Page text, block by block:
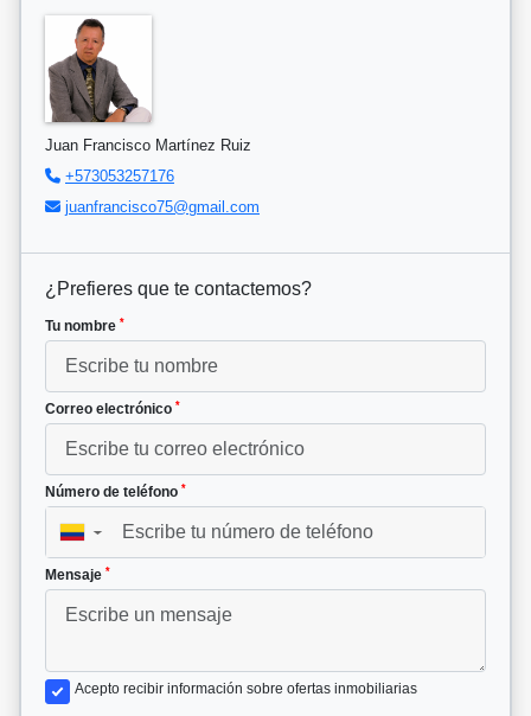
Juan Francisco Martínez Ruiz
+573053257176
juanfrancisco75@gmail.com
¿Prefieres que te contactemos?
Tu nombre *
Correo electrónico *
Número de teléfono *
▼
Mensaje *
Acepto recibir información sobre ofertas inmobiliarias